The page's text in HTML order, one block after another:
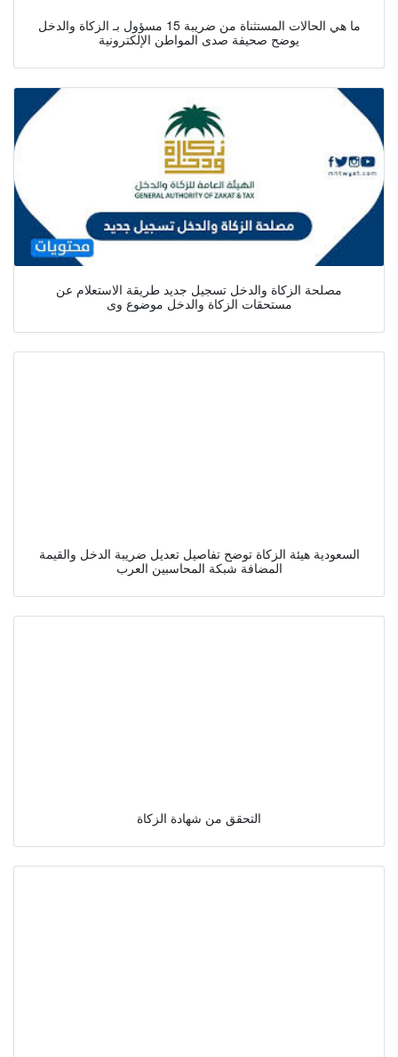
ما هي الحالات المستثناة من ضريبة 15 مسؤول بـ الزكاة والدخل
يوضح صحيفة صدى المواطن الإلكترونية
مصلحة الزكاة والدخل تسجيل جديد طريقة الاستعلام عن
مستحقات الزكاة والدخل موضوع وى
السعودية هيئة الزكاة توضح تفاصيل تعديل ضريبة الدخل والقيمة
المضافة شبكة المحاسبين العرب
التحقق من شهادة الزكاة